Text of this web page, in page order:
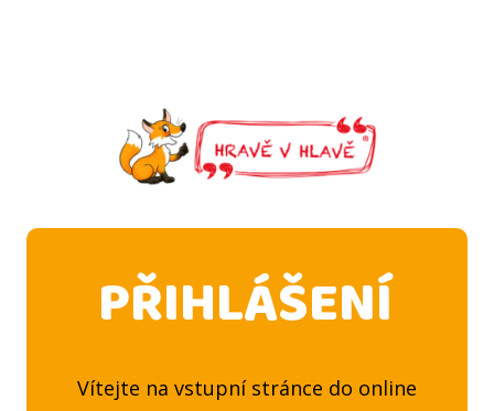
PŘIHLÁŠENÍ
Vítejte na vstupní stránce do online